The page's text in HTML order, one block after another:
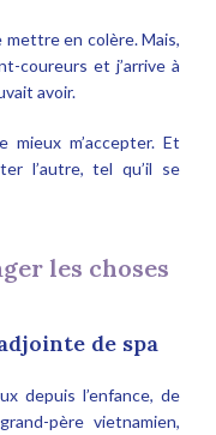
mettre en colère. Mais,
coureurs et j’arrive à
avoir.
m’accepter. Et
l’autre, tel qu’il se
les choses
de spa
depuis l’enfance, de
père vietnamien,